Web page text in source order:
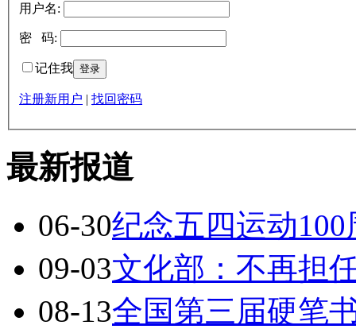
用户名:
密 码:
记住我
注册新用户 找回密码
最新报道
06-30纪念五四运动
09-03文化部：不再担
08-13全国第三届硬笔